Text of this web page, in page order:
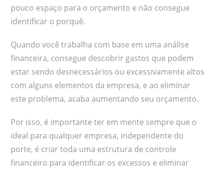
pouco espaço para o orçamento e não consegue
identificar o porquê.
Quando você trabalha com base em uma análise
financeira, consegue descobrir gastos que podem
estar sendo desnecessários ou excessivamente altos
com alguns elementos da empresa, e ao eliminar
este problema, acaba aumentando seu orçamento.
Por isso, é importante ter em mente sempre que o
ideal para qualquer empresa, independente do
porte, é criar toda uma estrutura de controle
financeiro para identificar os excessos e eliminar